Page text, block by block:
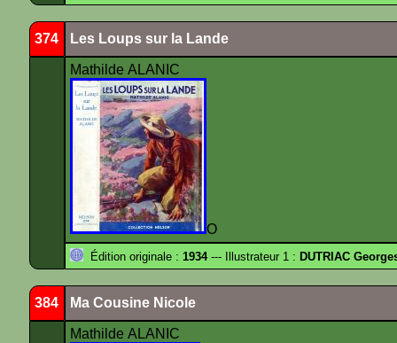
374 Les Loups sur la Lande
Mathilde ALANIC
O
Édition originale : 1934--- Illustrateur 1 : DUTRIAC
384 Ma Cousine Nicole
Mathilde ALANIC